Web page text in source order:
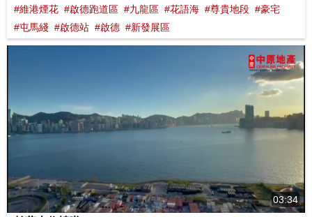
#維港煙花 #啟德跑道區 #九龍區 #花語海 #尊貴地段 #豪宅
#屯馬綫 #啟德站 #啟德 #新發展區
03:34